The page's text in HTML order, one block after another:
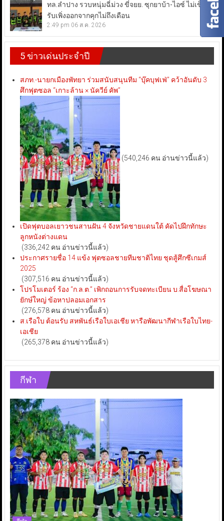
ทล.ลำปาง รวบหนุ่มฉี่ม่วง ขี่จยย. ซุกยาบ้า-ไอซ์ ไม่เข็ด!
รับเพิ่งออกจากคุกไม่ถึงเดือน
2:49 pm 06 ส.ค. 2026
5 ข่าวเด่นประจำปี
สภท.-นายกเมืองพัทยา ร่วมสนับสนุนทีม “บุ๊คบุฟเฟ่” คว้าอันดับ 3
ศึกฟุตซอล “เกาะล้าน × นัควีย์ คัพ”
(540,246 คน อ่านข่าวนี้แล้ว)
เปิดฟุตบอลเยาวชนสานฝัน 4 จังหวัดชายแดนใต้ คัดไปฝึกทักษะ
ลูกหนังต่างแดน
(336,242 คน อ่านข่าวนี้แล้ว)
ประกาศรายชื่อ 14 แข้ง ฟุตซอลชายทีมชาติไทย ชุดสู้ศึกซีเกมส์
2025
(307,516 คน อ่านข่าวนี้แล้ว)
โปรโมเตอร์ ร้อง “ก.ล.ต.” เพิกถอนการรับจดทะเบียน บ.สื่อโฆษณา
ยักษ์ใหญ่ ข้อหาปลอมเอกสาร
(276,578 คน อ่านข่าวนี้แล้ว)
ส.เรือใบ ต้อนรับ สหพันธ์เรือใบเอเชีย หารือพัฒนากีฬาเรือใบไทย-
เอเชีย
(265,378 คน อ่านข่าวนี้แล้ว)
กีฬา